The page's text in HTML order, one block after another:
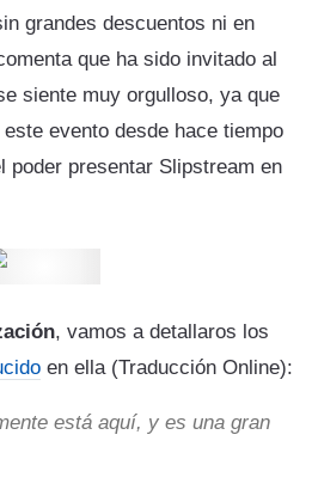
grandes descuentos ni en
que ha sido invitado al
siente muy orgulloso, ya que
evento desde hace tiempo
poder presentar Slipstream en
, vamos a detallaros los
en ella (Traducción Online):
está aquí, y es una gran